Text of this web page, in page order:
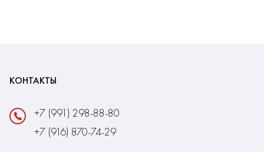
КОНТАКТЫ
+7 (991) 298-88-80
+7 (916) 870-74-29